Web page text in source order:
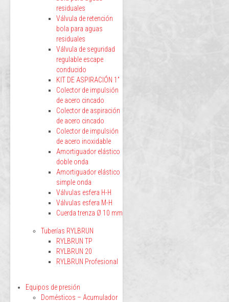
residuales
Válvula de retención
bola para aguas
residuales
Válvula de seguridad
regulable escape
conducido
KIT DE ASPIRACIÓN 1”
Colector de impulsión
de acero cincado
Colector de aspiración
de acero cincado
Colector de impulsión
de acero inoxidable
Amortiguador elástico
doble onda
Amortiguador elástico
simple onda
Válvulas esfera H-H
Válvulas esfera M-H
Cuerda trenza Ø 10 mm
Tuberías RYLBRUN
RYLBRUN TP
RYLBRUN 20
RYLBRUN Profesional
Equipos de presión
Domésticos – Acumulador